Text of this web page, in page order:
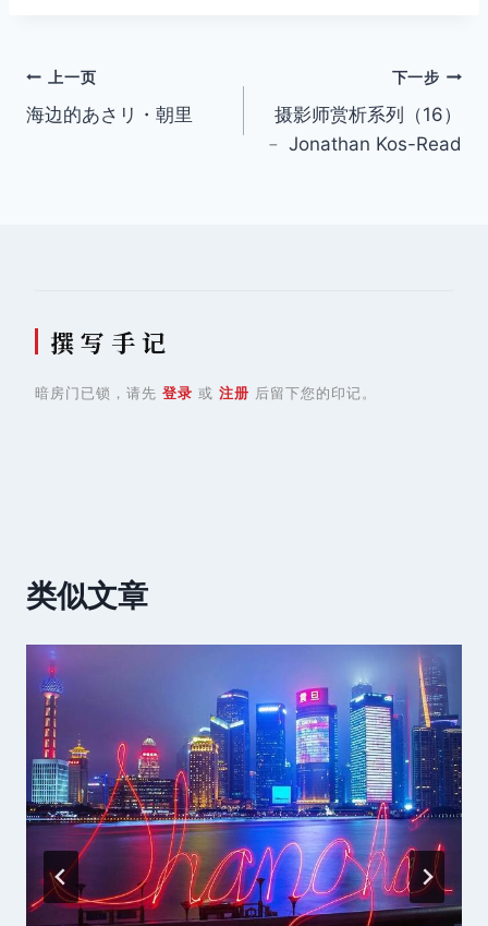
文
章
上一页
海边的あさリ・朝里
下一步
摄影师赏析系列（16）
﹣ Jonathan Kos-Read
撰 写 手 记
暗房门已锁，请先 登录 或 注册 后留下您的印记。
类似文章